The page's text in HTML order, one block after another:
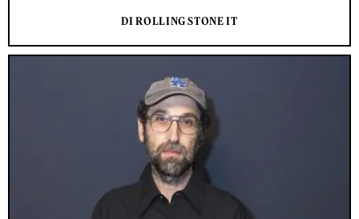
DI ROLLING STONE IT